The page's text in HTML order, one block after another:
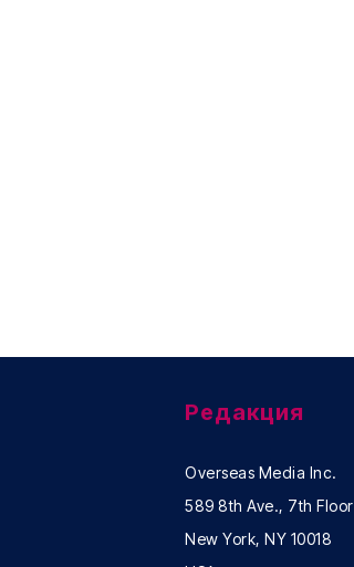
Редакция
Overseas Media Inc.
589 8th Ave., 7th Floor
New York, NY 10018